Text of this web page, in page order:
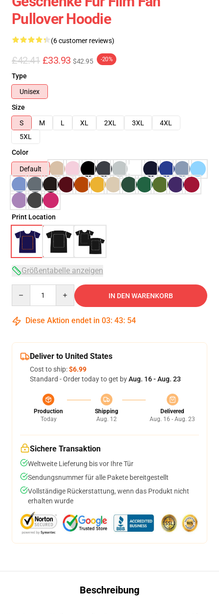
Pullover Hoodie
(6 customer reviews)
£42.41 £33.93 $42.95 -20%
Type
Unisex
Size
S
M L XL 2XL 3XL
4XL
5XL
Color
Default
Print Location
Größentabelle anzeigen
IN DEN WARENKORB
Diese Aktion endet in 03: 43: 54
Deliver to United States
Cost to ship:$6.99
Standard - Order today to get byAug. 16 - Aug. 23
Production
Today
Shipping
Aug. 12
Delivered
Aug. 16 - Aug. 23
Sichere Transaktion
Weltweite Lieferung bis vor Ihre Tür
Sendungsnummer für alle Pakete bereitgestellt
Vollständige Rückerstattung, wenn das Produkt nicht
erhalten wurde
Beschreibung